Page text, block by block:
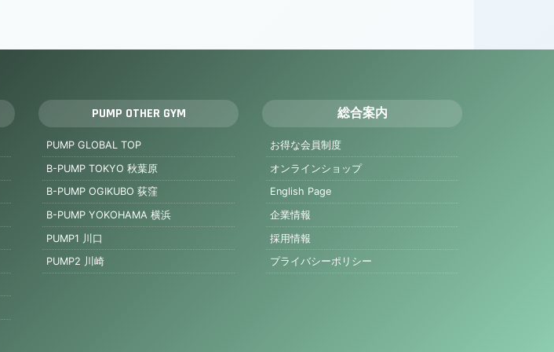
PUMP OTHER GYM
PUMP GLOBAL TOP
B-PUMP TOKYO 秋葉原
B-PUMP OGIKUBO 荻窪
B-PUMP YOKOHAMA 横浜
PUMP1 川口
PUMP2 川崎
総合案内
お得な会員制度
オンラインショップ
English Page
企業情報
採用情報
プライバシーポリシー